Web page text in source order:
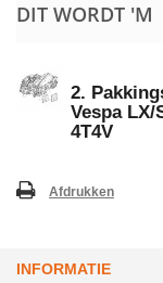
DIT WORDT 'M
2.
Vespa LX/
4T4V
Afdrukken
INFORMATIE